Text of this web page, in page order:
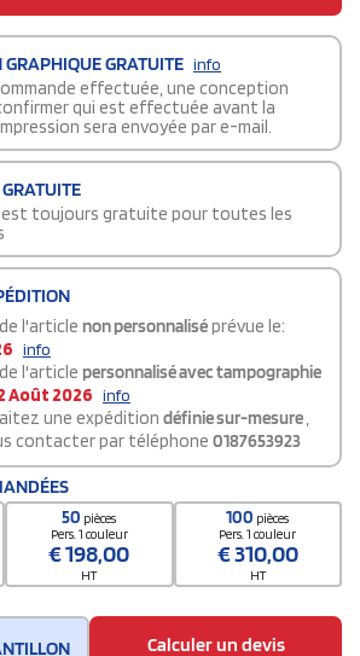
GRAPHIQUE GRATUITE info
effectuée, une conception
qui est effectuée avant la
sera envoyée par e-mail.
est toujours gratuite pour toutes les
l'article non personnaliséprévue le:
info
l'article personnalisé avec tampographie
Août 2026 info
une expédition définie sur-mesure,
contacter par téléphone 0187653923
50 pièces
Pers. 1 couleur
€198,00
HT
100 pièces
Pers. 1 couleur
€310,00
HT
Calculer un devis